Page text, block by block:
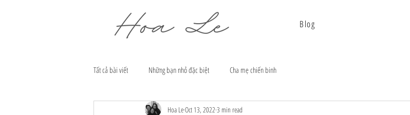
Blog
Tất cả bài viết Những bạn nhỏ đặc biệt Cha mẹ chiến binh
Hoa LeOct 13, 2022 3 min read